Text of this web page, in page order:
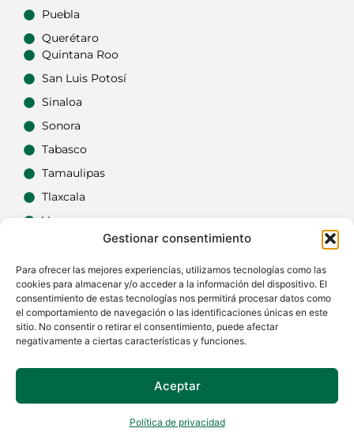
Gestionar consentimiento
Para ofrecer las mejores experiencias, utilizamos tecnologías como las
cookies para almacenar y/o acceder a la información del dispositivo. El
consentimiento de estas tecnologías nos permitirá procesar datos como
el comportamiento de navegación o las identificaciones únicas en este
sitio. No consentir o retirar el consentimiento, puede afectar
negativamente a ciertas características y funciones.
Aceptar
Política de privacidad
Si tienes dudas o quieres actualizar alguna
carpintería, no dudes encontactarnos.
Puebla
Querétaro
Quintana Roo
San Luis Potosí
Sinaloa
Sonora
Tabasco
Tamaulipas
Tlaxcala
Veracruz
Zacatecas